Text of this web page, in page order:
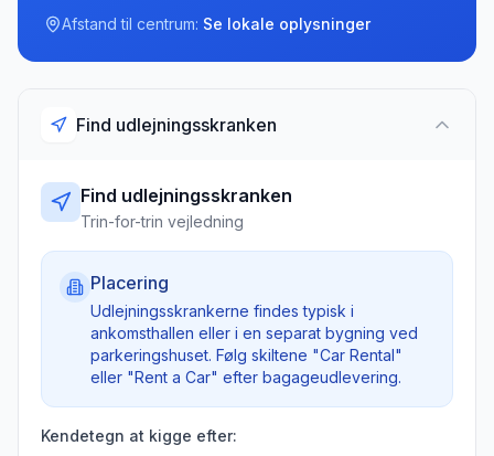
Afstand til centrum: Se lokale oplysninger
Find udlejningsskranken
Find udlejningsskranken
Trin-for-trin vejledning
Placering
Udlejningsskrankerne findes typisk i
ankomsthallen eller i en separat bygning ved
parkeringshuset. Følg skiltene "Car Rental"
eller "Rent a Car" efter bagageudlevering.
Kendetegn at kigge efter: